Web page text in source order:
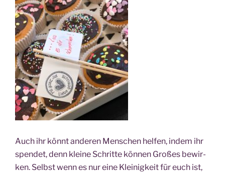
Auch ihr könnt ande­ren Men­schen hel­fen, indem ihr
spen­det, denn klei­ne Schrit­te kön­nen Gro­ßes bewir­
ken. Selbst wenn es nur eine Klei­nig­keit für euch ist,